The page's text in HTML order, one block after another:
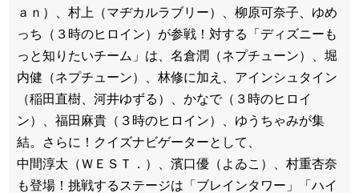
ａｎ）、村上（マヂカルラブリー）、柳原可奈子、ゆめ
っち（３時のヒロイン）が参戦！対する「ディズニーも
っと知りたいチーム」は、名倉潤（ネプチューン）、堀
内健（ネプチューン）、林修に加え、アインシュタイン
（稲田直樹、河井ゆずる）、かなで（３時のヒロイ
ン）、福田麻貴（３時のヒロイン）、ゆうちゃみが集
結。さらに！クイズナビゲーターとして、
中間淳太（ＷＥＳＴ．）、濱口優（よゐこ）、村重杏奈
も登場！挑戦するステージは「ブレインタワー」「ハイ